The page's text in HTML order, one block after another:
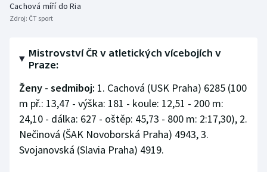
Vodní slalom
Ostatní
Cachová míří do Ria
Zdroj: ČT sport
Mistrovství ČR v atletických vícebojích v
Praze:
Ženy - sedmiboj: 1. Cachová (USK Praha) 6285 (100
m př.: 13,47 - výška: 181 - koule: 12,51 - 200 m:
24,10 - dálka: 627 - oštěp: 45,73 - 800 m: 2:17,30), 2.
Nečinová (ŠAK Novoborská Praha) 4943, 3.
Svojanovská (Slavia Praha) 4919.